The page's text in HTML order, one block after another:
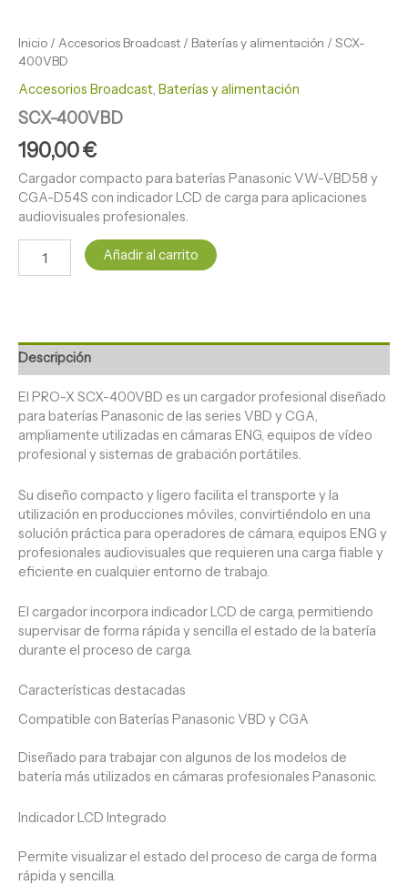
Inicio / Accesorios Broadcast / Baterías y alimentación / SCX-
400VBD
Accesorios Broadcast Baterías y alimentación
SCX-400VBD
190,00€
Cargador compacto para baterías Panasonic VW-VBD58 y
CGA-D54S con indicador LCD de carga para aplicaciones
audiovisuales profesionales.
Añadir al carrito
Descripción
El PRO-X SCX-400VBD es un cargador profesional diseñado
para baterías Panasonic de las series VBD y CGA,
ampliamente utilizadas en cámaras ENG, equipos de vídeo
profesional y sistemas de grabación portátiles.
Su diseño compacto y ligero facilita el transporte y la
utilización en producciones móviles, convirtiéndolo en una
solución práctica para operadores de cámara, equipos ENG y
profesionales audiovisuales que requieren una carga fiable y
eficiente en cualquier entorno de trabajo.
El cargador incorpora indicador LCD de carga, permitiendo
supervisar de forma rápida y sencilla el estado de la batería
durante el proceso de carga.
Características destacadas
Compatible con Baterías Panasonic VBD y CGA
Diseñado para trabajar con algunos de los modelos de
batería más utilizados en cámaras profesionales Panasonic.
Indicador LCD Integrado
Permite visualizar el estado del proceso de carga de forma
rápida y sencilla.